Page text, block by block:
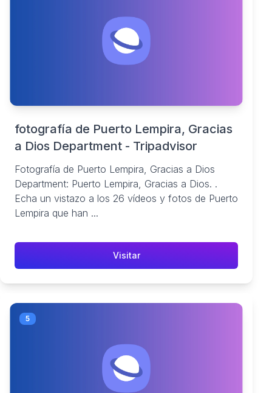
fotografía de Puerto Lempira, Gracias
a Dios Department - Tripadvisor
Fotografía de Puerto Lempira, Gracias a Dios
Department: Puerto Lempira, Gracias a Dios. .
Echa un vistazo a los 26 vídeos y fotos de Puerto
Lempira que han ...
Visitar
5